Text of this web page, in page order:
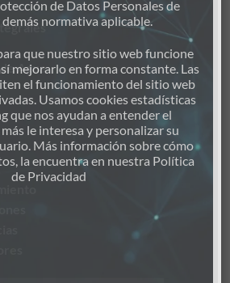
Agua
de Datos Personales de
demás normativa aplicable.
que nuestro sitio web funcione
mejorarlo en forma constante. Las
el funcionamiento del sitio web
Usamos cookies estadísticas
que nos ayudan a entender el
le interesa y personalizar su
Más información sobre cómo
la encuentra en nuestra Política
de Privacidad